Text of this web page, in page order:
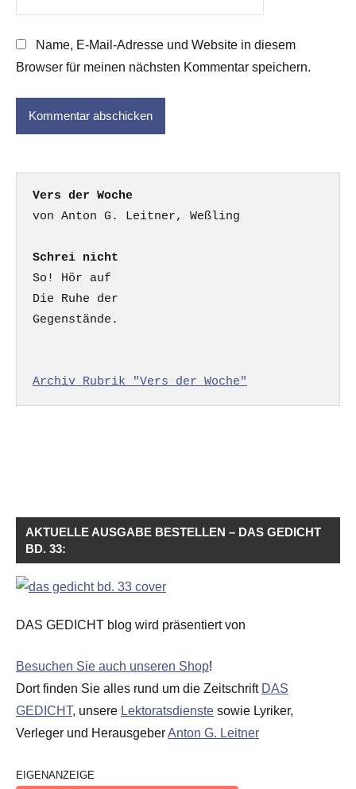
Name, E-Mail-Adresse und Website in diesem
Browser für meinen nächsten Kommentar speichern.
Vers der Woche
Schrei nicht
So! Hör auf
Die Ruhe der
Gegenstände.
Archiv Rubrik "Vers der Woche"
AKTUELLE AUSGABE BESTELLEN – DAS GEDICHT
BD. 33:
DAS GEDICHT blog wird präsentiert von
Besuchen Sie auch unseren Shop!
Dort finden Sie alles rund um die Zeitschrift DAS
GEDICHT, unsere Lektoratsdienste sowie Lyriker,
Verleger und HerausgeberAnton G. Leitner
EIGENANZEIGE